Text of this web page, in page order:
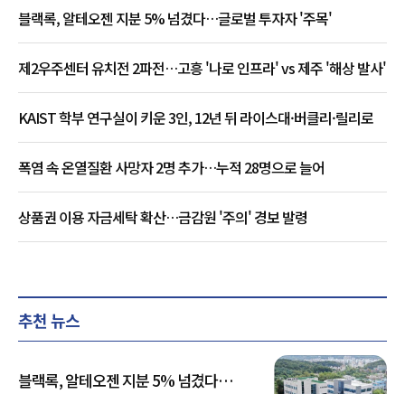
블랙록, 알테오젠 지분 5% 넘겼다…글로벌 투자자 '주목'
제2우주센터 유치전 2파전…고흥 '나로 인프라' vs 제주 '해상 발사'
KAIST 학부 연구실이 키운 3인, 12년 뒤 라이스대·버클리·릴리로
폭염 속 온열질환 사망자 2명 추가…누적 28명으로 늘어
상품권 이용 자금세탁 확산…금감원 '주의' 경보 발령
추천 뉴스
블랙록, 알테오젠 지분 5% 넘겼다…